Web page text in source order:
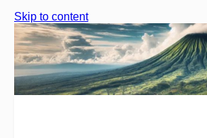
Skip to content